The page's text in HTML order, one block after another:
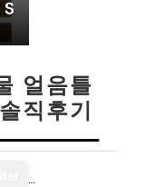
얼음틀
직후기